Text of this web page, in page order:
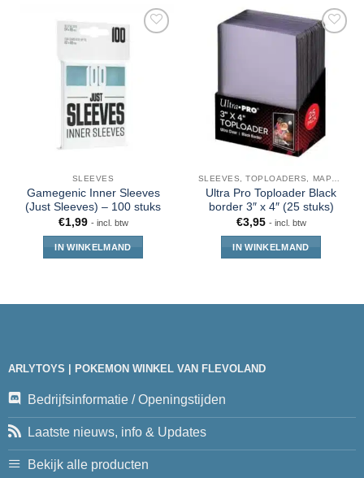
SLEEVES
Gamegenic Inner Sleeves
(Just Sleeves) – 100 stuks
€1,99 - incl. btw
IN WINKELMAND
SLEEVES, TOPLOADERS, MAPPEN EN DECKBOX
Ultra Pro Toploader Black
border 3″ x 4″ (25 stuks)
€3,95 - incl. btw
IN WINKELMAND
ARLYTOYS | POKEMON WINKEL VAN FLEVOLAND
Bedrijfsinformatie / Openingstijden
Laatste nieuws, info & Updates
Bekijk alle producten